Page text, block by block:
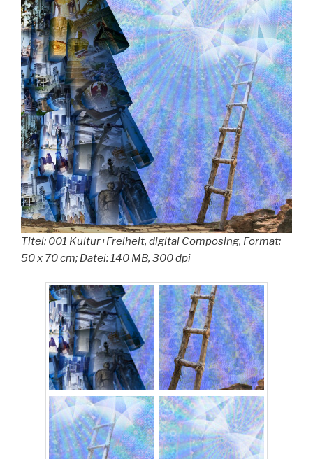
Titel: 001 Kultur+Freiheit, digital Composing, Format:
50 x 70 cm; Datei: 140 MB, 300 dpi